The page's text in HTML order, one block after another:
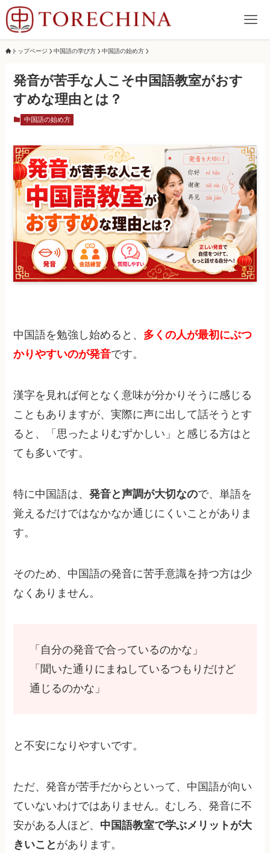
トップページ 中国語の学び方 中国語の始め方
発音が苦手な人こそ中国語教室がおす
すめな理由とは？
中国語の始め方
中国語を勉強し始めると、 多くの人が最初にぶつ
かりやすいのが発音です。
漢字を見れば何となく意味が分かりそうに感じる
こともありますが、実際に声に出して話そうとす
ると、「思ったよりむずかしい」と感じる方はと
ても多いです。
特に中国語は、発音と声調が大切なので、単語を
覚えるだけではなかなか通じにくいことがありま
す。
そのため、中国語の発音に苦手意識を持つ方は少
なくありません。
「自分の発音で合っているのかな」
「聞いた通りにまねしているつもりだけど
通じるのかな」
と不安になりやすいです。
ただ、発音が苦手だからといって、中国語が向い
ていないわけではありません。むしろ、発音に不
安がある人ほど、 中国語教室で学ぶメリットが大
きいこと があります。